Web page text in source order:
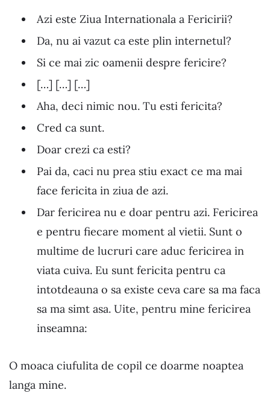
Azi este Ziua Internationala a Fericirii?
Da, nu ai vazut ca este plin internetul?
Si ce mai zic oamenii despre fericire?
[…] […] […]
Aha, deci nimic nou. Tu esti fericita?
Cred ca sunt.
Doar crezi ca esti?
Pai da, caci nu prea stiu exact ce ma mai
face fericita in ziua de azi.
Dar fericirea nu e doar pentru azi. Fericirea
e pentru fiecare moment al vietii. Sunt o
multime de lucruri care aduc fericirea in
viata cuiva. Eu sunt fericita pentru ca
intotdeauna o sa existe ceva care sa ma faca
sa ma simt asa. Uite, pentru mine fericirea
inseamna:
O moaca ciufulita de copil ce doarme noaptea
langa mine.